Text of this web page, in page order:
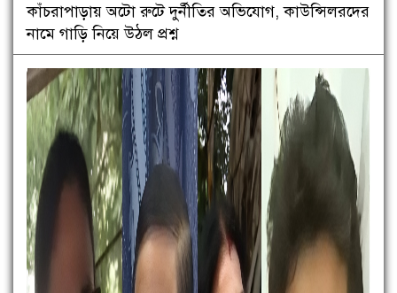
কাঁচরাপাড়ায় অটো রুটে দুর্নীতির অভিযোগ, কাউন্সিলরদের
নামে গাড়ি নিয়ে উঠল প্রশ্ন